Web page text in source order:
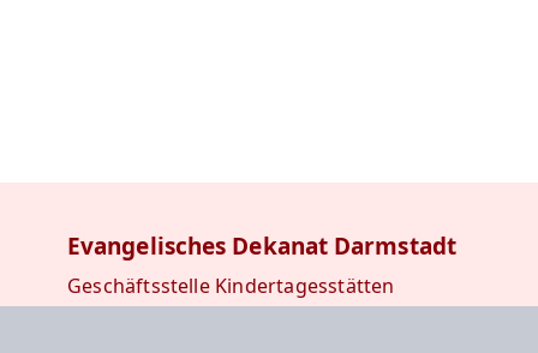
Evangelisches Dekanat Darmstadt
Geschäftsstelle Kindertagesstätten
Kiesstraße 14